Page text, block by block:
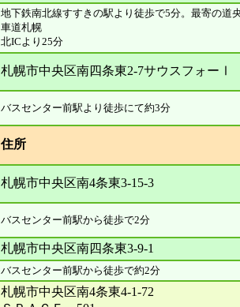
地下鉄南北線すすきの駅より徒歩で5分。最寄の道
車道札幌
北ICより25分
札幌市中央区南四条東2-7サウスフォーⅠ
バスセンター前駅より徒歩にて約3分
住所
札幌市中央区南4条東3-15-3
バスセンター前駅から徒歩で2分
札幌市中央区南四条東3-9-1
バスセンター前駅から徒歩で約2分
札幌市中央区南4条東4-1-72